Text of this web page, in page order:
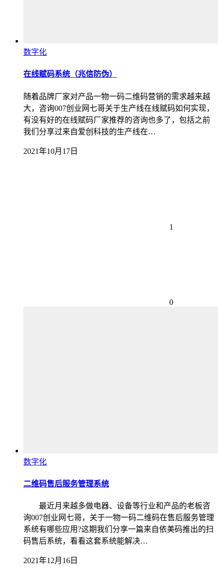
数字化
在线赋码系统（兆信防伪）
随着品牌厂家对产品一物一码二维码营销的需求越来越
大，咨询007创业网七哥关于生产线在线赋码如何实现，
有没有好的在线赋码厂家推荐的咨询也多了，包括之前
我们分享过来自爱创科技的生产线在…
2021年10月17日
1
0
数字化
二维码售后服务管理系统
最近月来越多做电器、设备等行业和产品的老板咨
询007创业网七哥，关于一物一码二维码在售后服务管理
系统有哪些应用?这期我们分享一篇来自依美码推出的扫
码售后系统，看看这套系统能解决…
2021年12月16日